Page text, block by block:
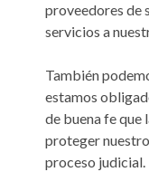
proveedores de
servicios a
También
estamos
de buena fe que
proteger
proceso judicial.